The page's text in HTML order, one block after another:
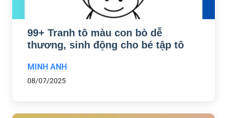
99+ Tranh tô màu con bò dễ
thương, sinh động cho bé tập tô
MINH ANH
08/07/2025